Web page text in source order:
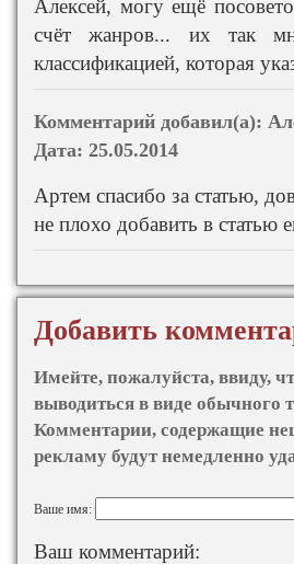
Алексей, могу ещё
счёт жанров... их так
классификацией, которая
Комментарий добавил(а):
Дата: 25.05.2014
Артем спасибо за статью,
не плохо добавить в статью
Добавить
Имейте, пожалуйста, ввиду,
выводиться в виде обычного
Комментарии, содержащие
рекламу будут немедленно
Ваше имя:
Ваш комментарий: